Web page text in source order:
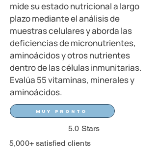
mide su estado nutricional a largo
plazo mediante el análisis de
muestras celulares y aborda las
deficiencias de micronutrientes,
aminoácidos y otros nutrientes
dentro de las células inmunitarias.
Evalúa 55 vitaminas, minerales y
aminoácidos.
Muy pronto
5.0 Stars
5,000+ satisfied clients